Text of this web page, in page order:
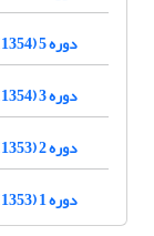
دوره 5 (1354)
دوره 3 (1354)
دوره 2 (1353)
دوره 1 (1353)